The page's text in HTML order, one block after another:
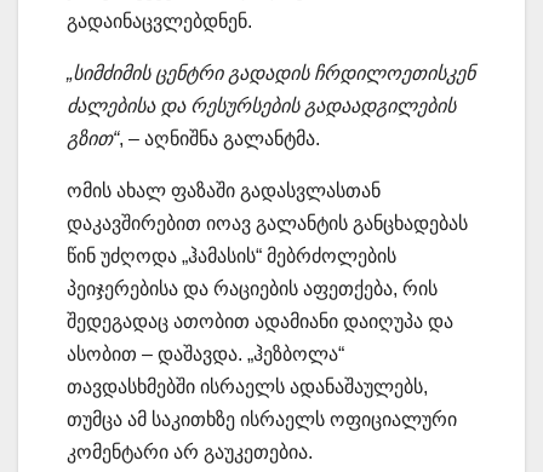
გადაინაცვლებდნენ.
„სიმძიმის ცენტრი გადადის ჩრდილოეთისკენ
ძალებისა და რესურსების გადაადგილების
გზით“, – აღნიშნა გალანტმა.
ომის ახალ ფაზაში გადასვლასთან
დაკავშირებით იოავ გალანტის განცხადებას
წინ უძღოდა „ჰამასის“ მებრძოლების
პეიჯერებისა და რაციების აფეთქება, რის
შედეგადაც ათობით ადამიანი დაიღუპა და
ასობით – დაშავდა. „ჰეზბოლა“
თავდასხმებში ისრაელს ადანაშაულებს,
თუმცა ამ საკითხზე ისრაელს ოფიციალური
კომენტარი არ გაუკეთებია.